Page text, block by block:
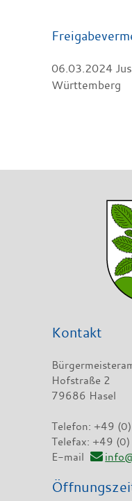
06.03.2024
Württemberg
Kontakt
Hofstraße 2
79686 Hasel
Telefon: +49
Telefax: +49
E-mail